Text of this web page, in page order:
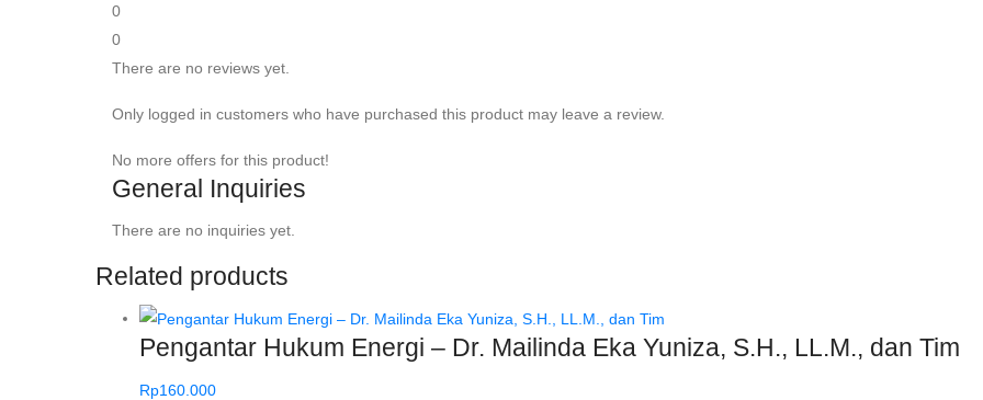
0
0
There are no reviews yet.
Only logged in customers who have purchased this product may leave a review.
No more offers for this product!
General Inquiries
There are no inquiries yet.
Related products
Pengantar Hukum Energi – Dr. Mailinda Eka Yuniza, S.H., LL.M., dan Tim
Rp160.000